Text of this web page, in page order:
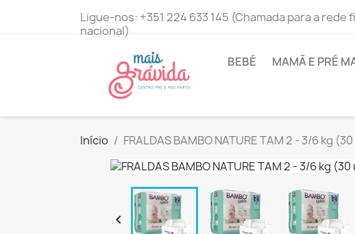
Ligue-nos: +351 224 633 145 (Chamada para a rede
nacional)
BEBÉ MAMÃ E PRÉ
Início FRALDAS BAMBO NATURE TAM 2 - 3/6 kg
